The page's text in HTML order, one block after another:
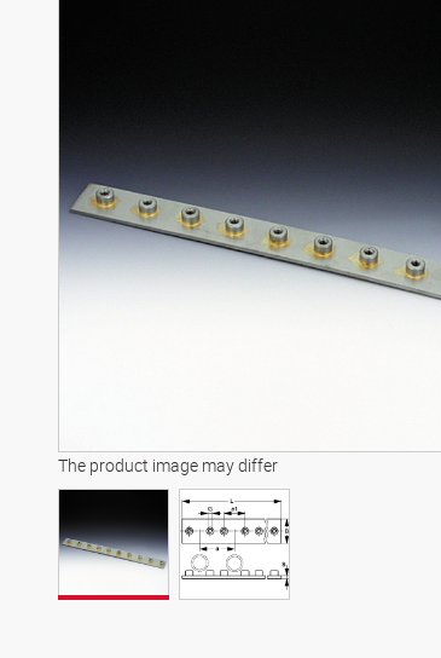
The product image may differ